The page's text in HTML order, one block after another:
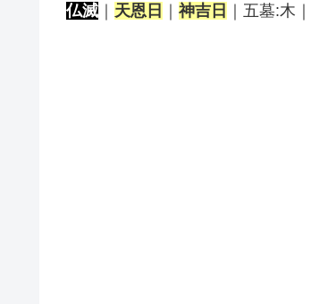
仏滅 ｜ 天恩日 ｜ 神吉日 ｜五墓:木｜